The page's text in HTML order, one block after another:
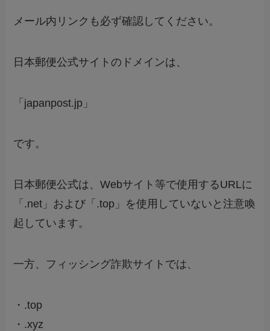
メール内リンクも必ず確認してください。
日本郵便公式サイトのドメインは、
「japanpost.jp」
です。
日本郵便公式は、Webサイト等で使用するURLに
「.net」および「.top」を使用していないと注意喚
起しています。
一方、フィッシング詐欺サイトでは、
・.top
・.xyz